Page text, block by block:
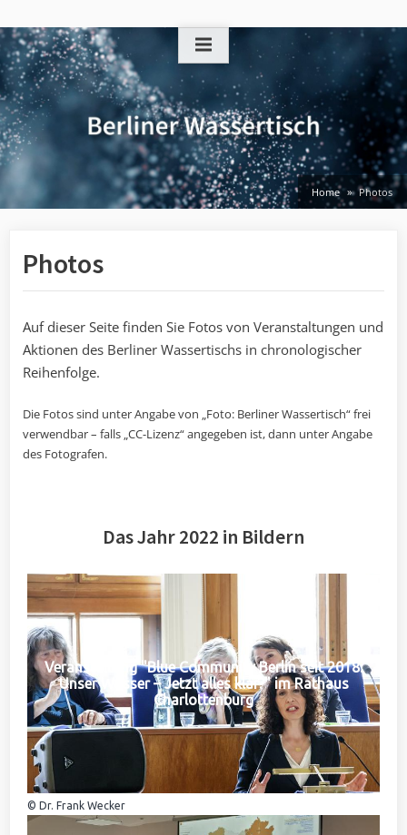
to
content
Home Photos
Photos
Auf dieser Seite finden Sie Fotos von Veranstaltungen und
Aktionen des Berliner Wassertischs in chronologischer
Reihenfolge.
Die Fotos sind unter Angabe von „Foto: Berliner Wassertisch“ frei
verwendbar – falls „CC-Lizenz“ angegeben ist, dann unter Angabe
des Fotografen.
Das Jahr 2022 in Bildern
Veranstaltung "Blue Community Berlin seit 2018:
Unser Wasser – Jetzt alles klar?" im Rathaus
Charlottenburg
© Dr. Frank Wecker